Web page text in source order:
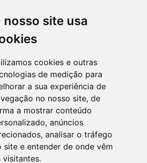
nosso site usa
cookies e outras
de medição para
a sua experiência de
no nosso site, de
a mostrar conteúdo
anúncios
analisar o tráfego
site e entender de onde vêm
visitantes.
CIDADE DE
Carapicuíba
MUNICIPAL DE CARAPICUÍBA
44.892.693/0001-40
ADMINISTRATIVO
211 - Vila Caldas, Carapicuíba/SP
06310-030, Brasil
4164-5500